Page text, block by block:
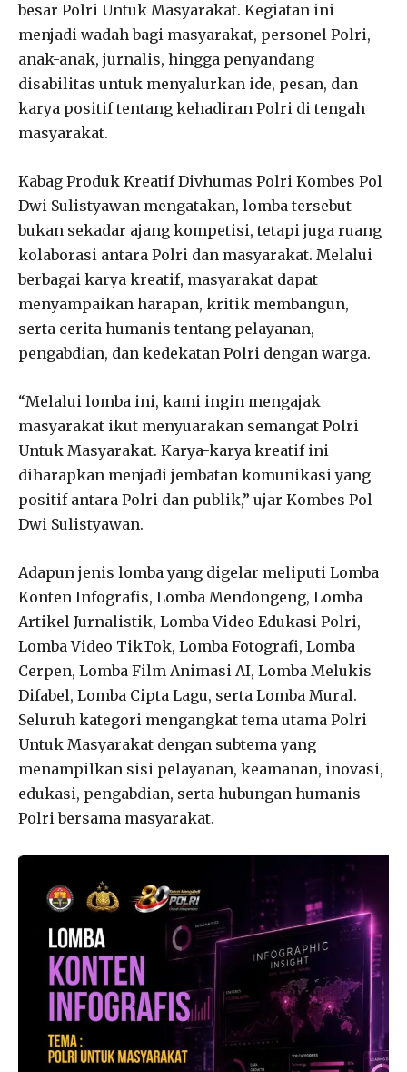
besar Polri Untuk Masyarakat. Kegiatan ini
menjadi wadah bagi masyarakat, personel Polri,
anak-anak, jurnalis, hingga penyandang
disabilitas untuk menyalurkan ide, pesan, dan
karya positif tentang kehadiran Polri di tengah
masyarakat.
Kabag Produk Kreatif Divhumas Polri Kombes Pol
Dwi Sulistyawan mengatakan, lomba tersebut
bukan sekadar ajang kompetisi, tetapi juga ruang
kolaborasi antara Polri dan masyarakat. Melalui
berbagai karya kreatif, masyarakat dapat
menyampaikan harapan, kritik membangun,
serta cerita humanis tentang pelayanan,
pengabdian, dan kedekatan Polri dengan warga.
“Melalui lomba ini, kami ingin mengajak
masyarakat ikut menyuarakan semangat Polri
Untuk Masyarakat. Karya-karya kreatif ini
diharapkan menjadi jembatan komunikasi yang
positif antara Polri dan publik,” ujar Kombes Pol
Dwi Sulistyawan.
Adapun jenis lomba yang digelar meliputi Lomba
Konten Infografis, Lomba Mendongeng, Lomba
Artikel Jurnalistik, Lomba Video Edukasi Polri,
Lomba Video TikTok, Lomba Fotografi, Lomba
Cerpen, Lomba Film Animasi AI, Lomba Melukis
Difabel, Lomba Cipta Lagu, serta Lomba Mural.
Seluruh kategori mengangkat tema utama Polri
Untuk Masyarakat dengan subtema yang
menampilkan sisi pelayanan, keamanan, inovasi,
edukasi, pengabdian, serta hubungan humanis
Polri bersama masyarakat.